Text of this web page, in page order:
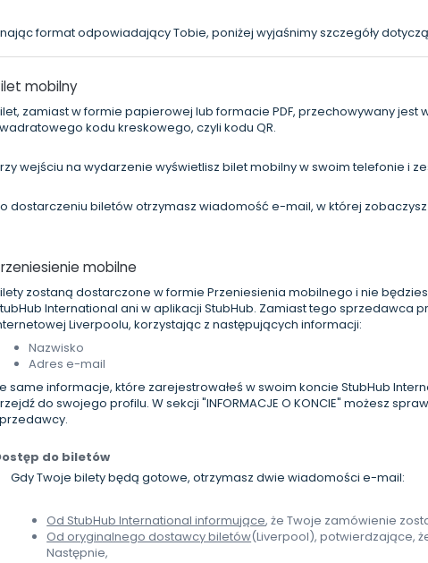
format odpowiadający Tobie, poniżej wyjaśnimy szczegóły
mobilny
zamiast w formie papierowej lub formacie PDF, przechowywany jest
kodu kreskowego, czyli kodu QR.
wejściu na wydarzenie wyświetlisz bilet mobilny w swoim telefonie i
dostarczeniu biletów otrzymasz wiadomość e-mail, w której
mobilne
zostaną dostarczone w formie Przeniesienia mobilnego i nie
International ani w aplikacji StubHub. Zamiast tego sprzedawca
Liverpoolu, korzystając z następujących informacji:
Nazwisko
Adres e-mail
same informacje, które zarejestrowałeś w swoim koncie StubHub
do swojego profilu. W sekcji "INFORMACJE O KONCIE" możesz
do biletów
Gdy Twoje bilety będą gotowe, otrzymasz dwie wiadomości e-mail:
Od StubHub International informujące, że Twoje zamówienie
Od oryginalnego dostawcy biletów(Liverpool), potwierdzające,
Następnie,